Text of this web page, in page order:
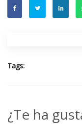
Tags:
¿Te ha